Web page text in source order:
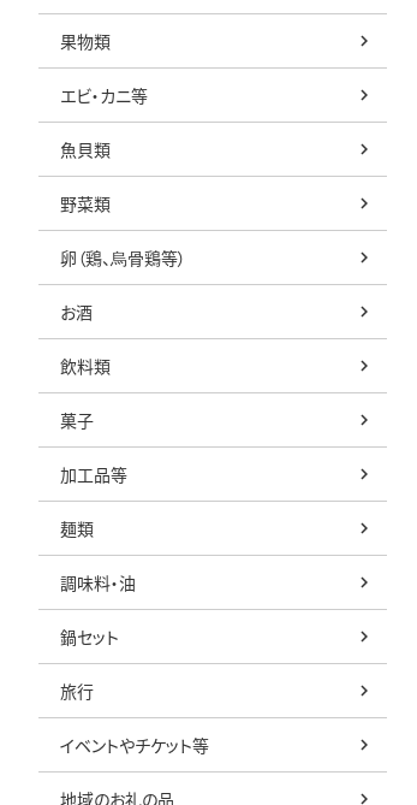
果物類
エビ・カニ等
魚貝類
野菜類
卵（鶏、烏骨鶏等）
お酒
飲料類
菓子
加工品等
麺類
調味料・油
鍋セット
旅行
イベントやチケット等
地域のお礼の品